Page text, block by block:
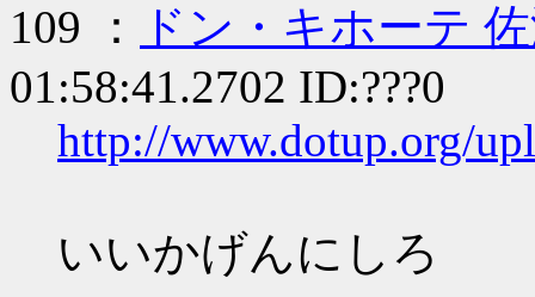
109 ：
ドン・キホーテ
01:58:41.2702 ID:???0
http://www.dotup.org/
いいかげんにしろ